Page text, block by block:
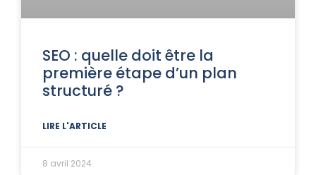
SEO : quelle doit être la
première étape d’un plan
structuré ?
LIRE L'ARTICLE
8 avril 2024